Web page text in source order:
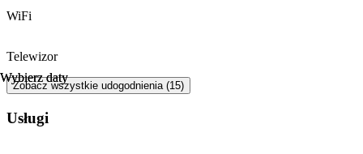
Wybierz daty
Wybierz daty
WiFi
Telewizor
Zobacz wszystkie udogodnienia (15)
Usługi